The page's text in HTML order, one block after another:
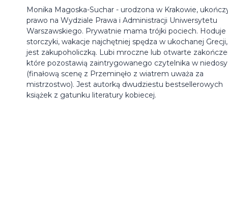
Monika Magoska-Suchar - urodzona w Krakowie,
prawo na Wydziale Prawa i Administracji Uniwersytetu
Warszawskiego. Prywatnie mama trójki pociech. Hoduje
storczyki, wakacje najchętniej spędza w ukochanej Grecji,
jest zakupoholiczką. Lubi mroczne lub otwarte
które pozostawią zaintrygowanego czytelnika w
(finałową scenę z Przeminęło z wiatrem uważa za
mistrzostwo). Jest autorką dwudziestu bestsellerowych
książek z gatunku literatury kobiecej.